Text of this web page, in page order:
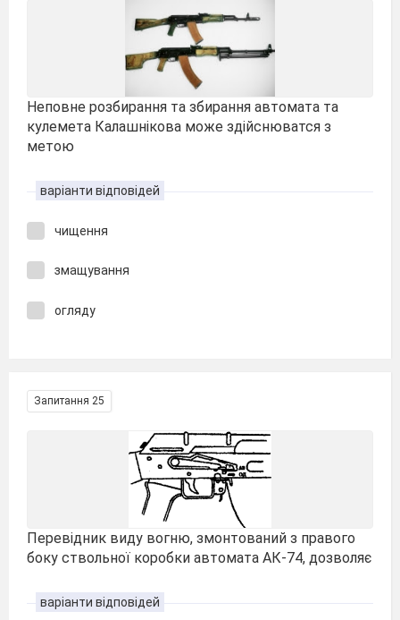
Неповне розбирання та збирання автомата та
кулемета Калашнікова може здійснюватся з
метою
варіанти відповідей
чищення
змащування
огляду
Запитання 25
Перевідник виду вогню, змонтований з правого
боку ствольної коробки автомата АК-74, дозволяє
варіанти відповідей